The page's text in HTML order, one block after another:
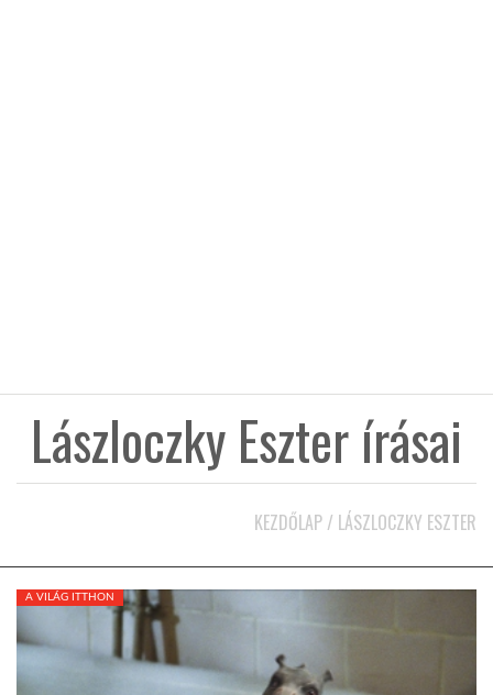
HÍR3D
TROPICALMAGAZIN
Lászloczky Eszter írásai
KEZDŐLAP / LÁSZLOCZKY ESZTER
A VILÁG ITTHON